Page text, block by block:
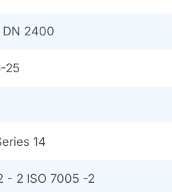
2400
25
14
- 2 ISO 7005 -2